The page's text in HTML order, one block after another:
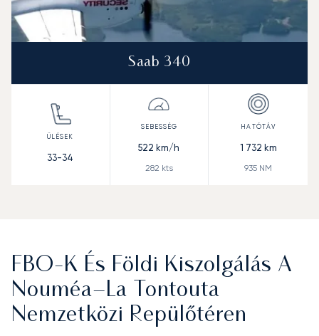
Saab 340
33-34
522 km/h
282 kts
1 732 km
935 NM
FBO-K És Földi Kiszolgálás A
Nouméa–La Tontouta
Nemzetközi Repülőtéren